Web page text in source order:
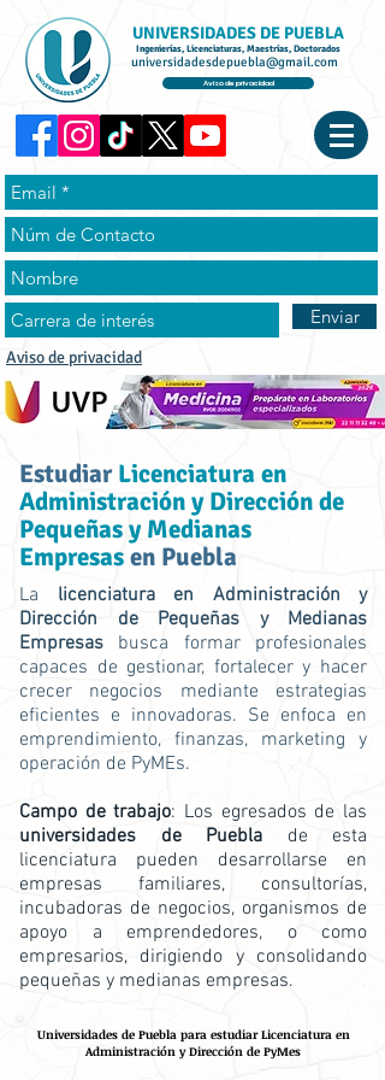
UNIVERSIDADES DE PUEBLA
Ingenierías, Licenciaturas, Maestrías, Doctorados
universidadesdepuebla@gmail.com
Aviso de privacidad
Enviar
Aviso de privacidad
EstudiarLicenciatura en
Administración y Dirección de
Pequeñas y Medianas
Empresasen Puebla
La licenciatura en Administración y
Dirección de Pequeñas y Medianas
Empresas
busca formar profesionales
capaces de gestionar, fortalecer y hacer
crecer negocios mediante estrategias
eficientes e innovadoras. Se enfoca en
emprendimiento, finanzas, marketing y
operación de PyMEs.
Campo de trabajo: Los egresados de las
universidades de Puebla de esta
licenciatura pueden desarrollarse en
empresas familiares, consultorías,
incubadoras de negocios, organismos de
apoyo a emprendedores, o como
empresarios, dirigiendo y consolidando
pequeñas y medianas empresas.
Universidades de Puebla para estudiar Licenciatura en
Administración y Dirección de PyMes